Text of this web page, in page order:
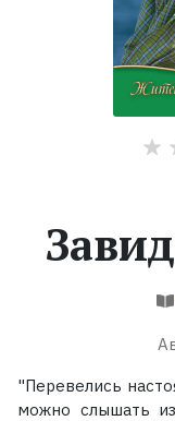
Экранизации
"Перевелись
можно слышать